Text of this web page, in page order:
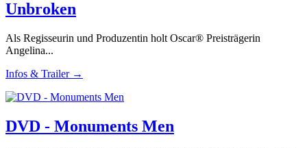
Unbroken
Als Regisseurin und Produzentin holt Oscar® Preisträgerin
Angelina...
Infos & Trailer →
DVD - Monuments Men